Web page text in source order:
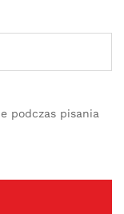
podczas pisania